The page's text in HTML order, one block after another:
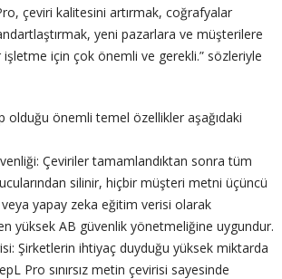
çeviri kalitesini artırmak, coğrafyalar
yeni pazarlara ve müşterilere
için çok önemli ve gerekli.” sözleriyle
olduğu önemli temel özellikler aşağıdaki
Çeviriler tamamlandıktan sonra tüm
silinir, hiçbir müşteri metni üçüncü
yapay zeka eğitim verisi olarak
yüksek AB güvenlik yönetmeliğine uygundur.
Şirketlerin ihtiyaç duyduğu yüksek miktarda
Pro sınırsız metin çevirisi sayesinde